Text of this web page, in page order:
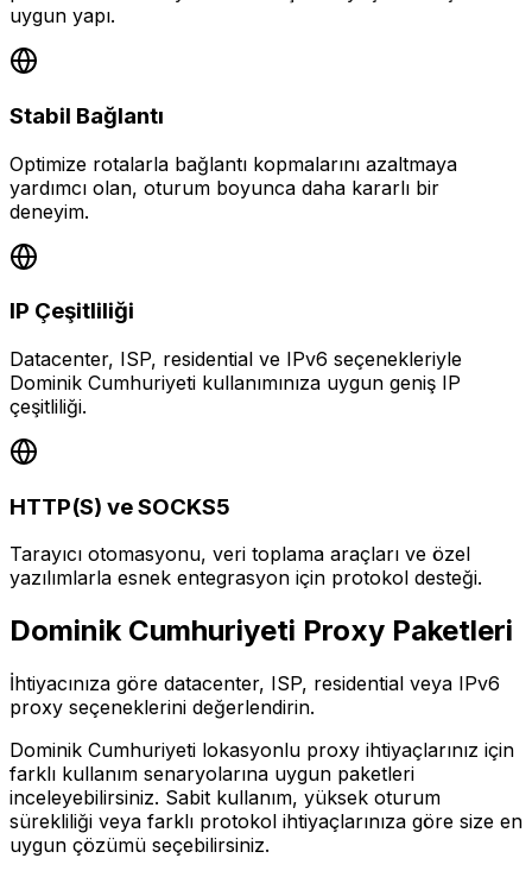
uygun yapı.
Stabil Bağlantı
Optimize rotalarla bağlantı kopmalarını azaltmaya
yardımcı olan, oturum boyunca daha kararlı bir
deneyim.
IP Çeşitliliği
Datacenter, ISP, residential ve IPv6 seçenekleriyle
Dominik Cumhuriyeti kullanımınıza uygun geniş IP
çeşitliliği.
HTTP(S) ve SOCKS5
Tarayıcı otomasyonu, veri toplama araçları ve özel
yazılımlarla esnek entegrasyon için protokol desteği.
Dominik Cumhuriyeti Proxy Paketleri
İhtiyacınıza göre datacenter, ISP, residential veya IPv6
proxy seçeneklerini değerlendirin.
Dominik Cumhuriyeti lokasyonlu proxy ihtiyaçlarınız için
farklı kullanım senaryolarına uygun paketleri
inceleyebilirsiniz. Sabit kullanım, yüksek oturum
sürekliliği veya farklı protokol ihtiyaçlarınıza göre size en
uygun çözümü seçebilirsiniz.